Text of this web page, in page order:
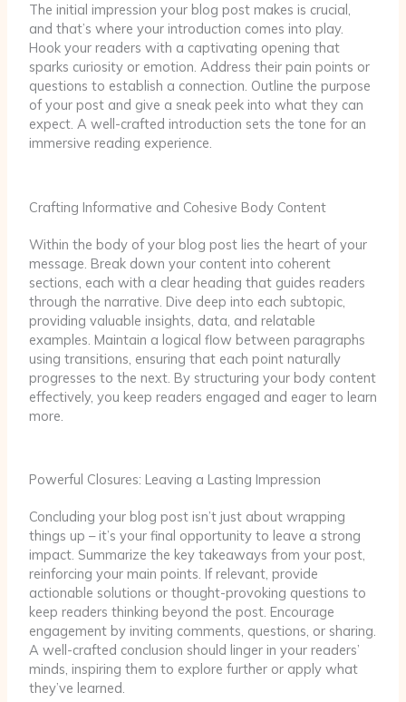
The initial impression your blog post makes is crucial,
and that’s where your introduction comes into play.
Hook your readers with a captivating opening that
sparks curiosity or emotion. Address their pain points or
questions to establish a connection. Outline the purpose
of your post and give a sneak peek into what they can
expect. A well-crafted introduction sets the tone for an
immersive reading experience.
Crafting Informative and Cohesive Body Content
Within the body of your blog post lies the heart of your
message. Break down your content into coherent
sections, each with a clear heading that guides readers
through the narrative. Dive deep into each subtopic,
providing valuable insights, data, and relatable
examples. Maintain a logical flow between paragraphs
using transitions, ensuring that each point naturally
progresses to the next. By structuring your body content
effectively, you keep readers engaged and eager to learn
more.
Powerful Closures: Leaving a Lasting Impression
Concluding your blog post isn’t just about wrapping
things up – it’s your final opportunity to leave a strong
impact. Summarize the key takeaways from your post,
reinforcing your main points. If relevant, provide
actionable solutions or thought-provoking questions to
keep readers thinking beyond the post. Encourage
engagement by inviting comments, questions, or sharing.
A well-crafted conclusion should linger in your readers’
minds, inspiring them to explore further or apply what
they’ve learned.